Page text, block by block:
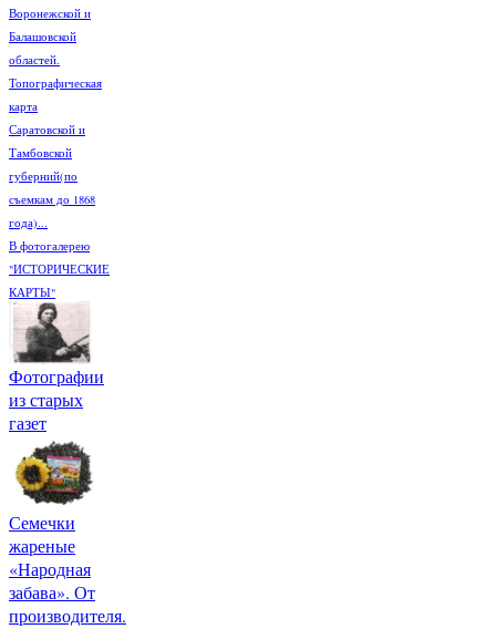
Воронежской и
Балашовской
областей.
Топографическая
карта
Саратовской и
Тамбовской
губерний(по
съемкам до 1868
года)...
В фотогалерею
"ИСТОРИЧЕСКИЕ
КАРТЫ"
Фотографии
из старых
газет
Семечки
жареные
«Народная
забава». От
производителя.